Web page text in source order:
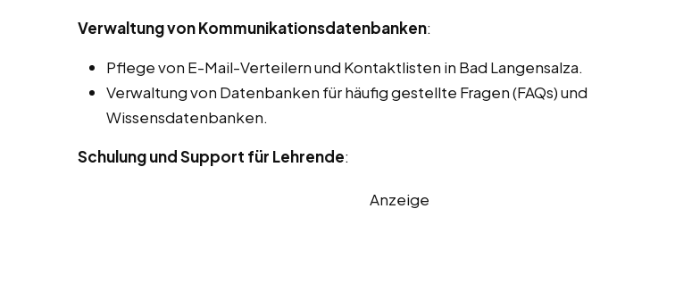
Verwaltung von Kommunikationsdatenbanken:
Pflege von E-Mail-Verteilern und Kontaktlisten in Bad Langensalza.
Verwaltung von Datenbanken für häufig gestellte Fragen (FAQs) und
Wissensdatenbanken.
Schulung und Support für Lehrende:
Anzeige